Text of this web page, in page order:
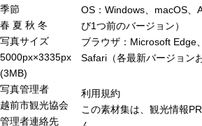
季節
春 夏 秋 冬
写真サイズ
5000px×3335px
(3MB)
写真管理者
越前市観光協会
管理者連絡先
OS：Windows、macOS、
び1つ前のバージョン）
ブラウザ：Microsoft Edge
Safari（各最新バージョン
利用規約
この素材集は、観光情報